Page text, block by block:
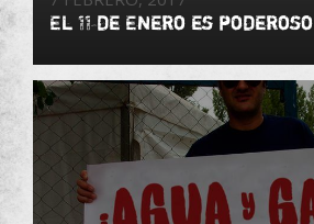
El 11 de Enero es poderoso